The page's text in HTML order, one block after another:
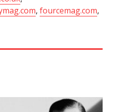
, fourcemag.com,